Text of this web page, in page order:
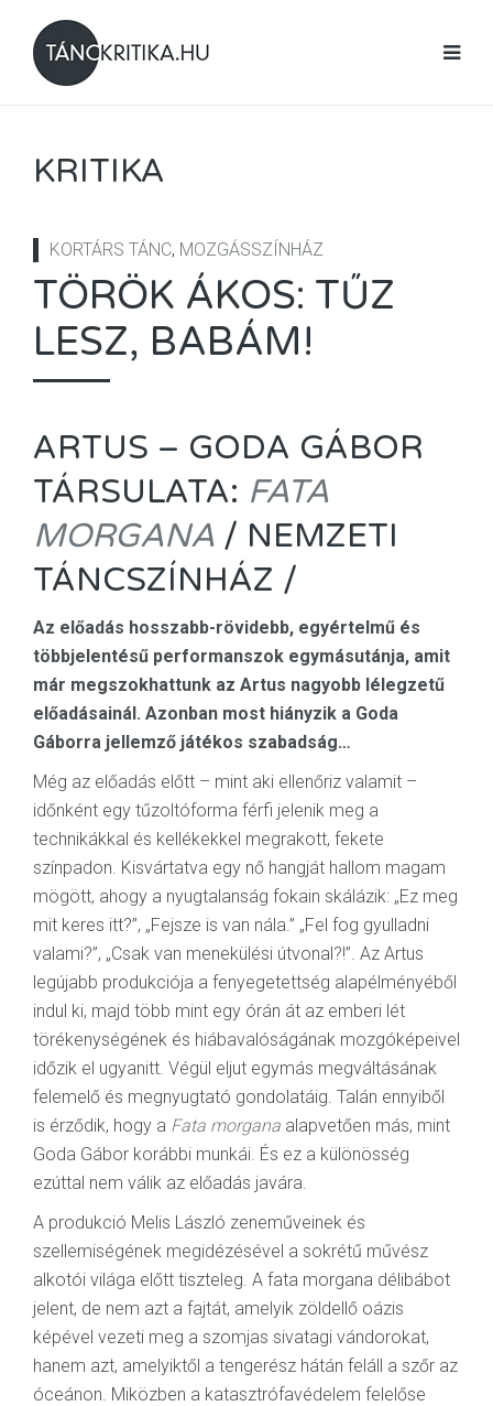
KRITIKA
KORTÁRS TÁNC, MOZGÁSSZÍNHÁZ
TÖRÖK ÁKOS: TŰZ
LESZ, BABÁM!
ARTUS – GODA GÁBOR
TÁRSULATA: FATA
MORGANA / NEMZETI
TÁNCSZÍNHÁZ /
Az előadás hosszabb-rövidebb, egyértelmű és
többjelentésű performanszok egymásutánja, amit
már megszokhattunk az Artus nagyobb lélegzetű
előadásainál. Azonban most hiányzik a Goda
Gáborra jellemző játékos szabadság…
Még az előadás előtt – mint aki ellenőriz valamit –
időnként egy tűzoltóforma férfi jelenik meg a
technikákkal és kellékekkel megrakott, fekete
színpadon. Kisvártatva egy nő hangját hallom magam
mögött, ahogy a nyugtalanság fokain skálázik: „Ez meg
mit keres itt?”, „Fejsze is van nála.” „Fel fog gyulladni
valami?”, „Csak van menekülési útvonal?!”. Az Artus
legújabb produkciója a fenyegetettség alapélményéből
indul ki, majd több mint egy órán át az emberi lét
törékenységének és hiábavalóságának mozgóképeivel
időzik el ugyanitt. Végül eljut egymás megváltásának
felemelő és megnyugtató gondolatáig. Talán ennyiből
is érződik, hogy a Fata morgana alapvetően más, mint
Goda Gábor korábbi munkái. És ez a különösség
ezúttal nem válik az előadás javára.
A produkció Melis László zeneműveinek és
szellemiségének megidézésével a sokrétű művész
alkotói világa előtt tiszteleg. A fata morgana délibábot
jelent, de nem azt a fajtát, amelyik zöldellő oázis
képével vezeti meg a szomjas sivatagi vándorokat,
hanem azt, amelyiktől a tengerész hátán feláll a szőr az
óceánon. Miközben a katasztrófavédelem felelőse